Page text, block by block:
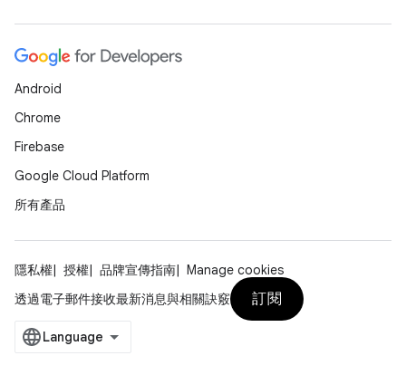
Android
Chrome
Firebase
Google Cloud Platform
所有產品
隱私權 授權 品牌宣傳指南
Manage cookies
透過電子郵件接收最新消息與相關訣竅
訂閱